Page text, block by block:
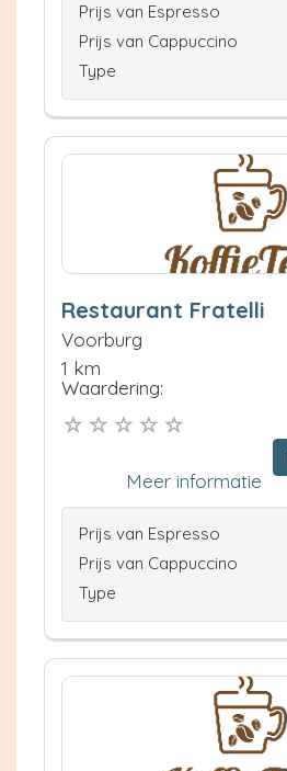
Prijs van Espresso
Prijs van Cappuccino
Type
Restaurant Fratelli
Voorburg
1 km
Waardering:
Meer informatie
Prijs van Espresso
Prijs van Cappuccino
Type